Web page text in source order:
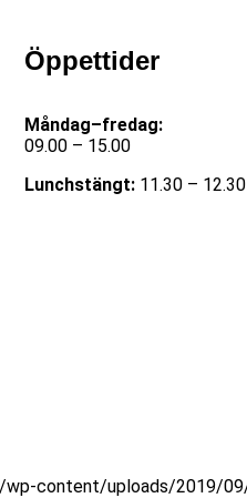
Öppettider
Måndag–fredag:
09.00 – 15.00
Lunchstängt:11.30 – 12.30